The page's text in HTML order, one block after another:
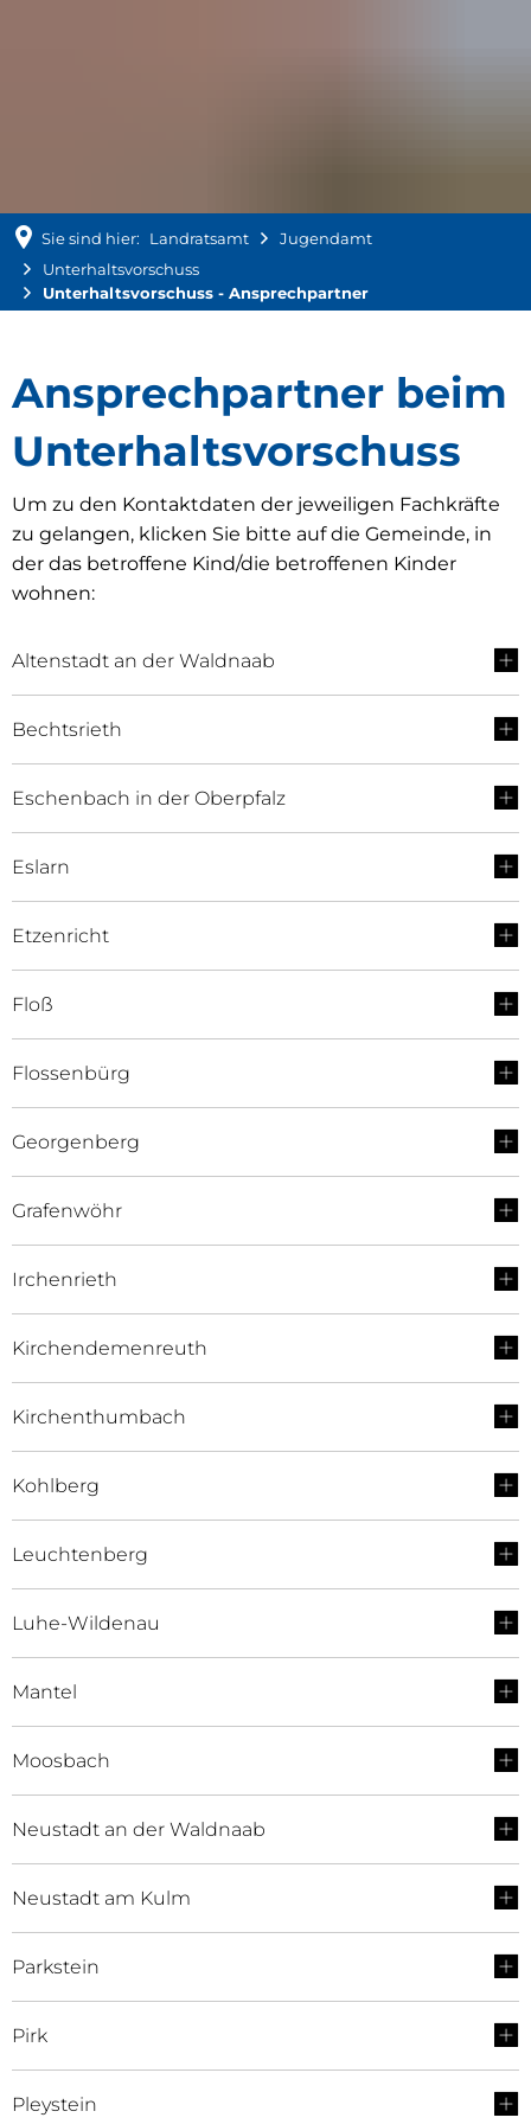
Sie sind hier: Landratsamt
Jugendamt
Unterhaltsvorschuss
Unterhaltsvorschuss - Ansprechpartner
Unterhaltsvorschuss
-
Ansprechpartner
Ansprechpartner beim
Unterhaltsvorschuss
Um zu den Kontaktdaten der jeweiligen Fachkräfte
zu gelangen, klicken Sie bitte auf die Gemeinde, in
der das betroffene Kind/die betroffenen Kinder
wohnen:
Altenstadt an der Waldnaab
Bechtsrieth
Eschenbach in der Oberpfalz
Eslarn
Etzenricht
Floß
Flossenbürg
Georgenberg
Grafenwöhr
Irchenrieth
Kirchendemenreuth
Kirchenthumbach
Kohlberg
Leuchtenberg
Luhe-Wildenau
Mantel
Moosbach
Neustadt an der Waldnaab
Neustadt am Kulm
Parkstein
Pirk
Pleystein